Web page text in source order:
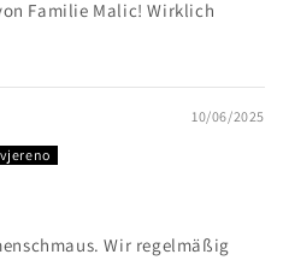
Familie Malic! Wirklich
10/06/2025
Wir regelmäßig